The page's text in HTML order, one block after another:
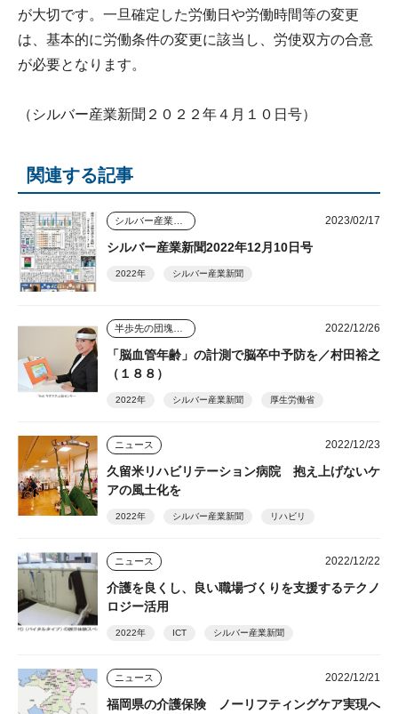
が大切です。一旦確定した労働日や労働時間等の変更
は、基本的に労働条件の変更に該当し、労使双方の合意
が必要となります。
（シルバー産業新聞２０２２年４月１０日号）
関連する記事
シルバー産業新聞 2023/02/17
シルバー産業新聞2022年12月10日号
2022年 シルバー産業新聞
半歩先の団塊シニアビジネス 2022/12/26
「脳血管年齢」の計測で脳卒中予防を／村田裕之
（１８８）
2022年 シルバー産業新聞 厚生労働省
ニュース 2022/12/23
久留米リハビリテーション病院 抱え上げないケ
アの風土化を
2022年 シルバー産業新聞 リハビリ
ニュース 2022/12/22
介護を良くし、良い職場づくりを支援するテクノ
ロジー活用
2022年 ICT シルバー産業新聞
ニュース 2022/12/21
福岡県の介護保険 ノーリフティングケア実現へ